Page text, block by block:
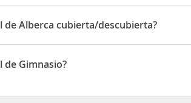
Restaurante(s)
de Alberca cubierta/descubierta?
Alberca cubierta/descubierta
de Gimnasio?